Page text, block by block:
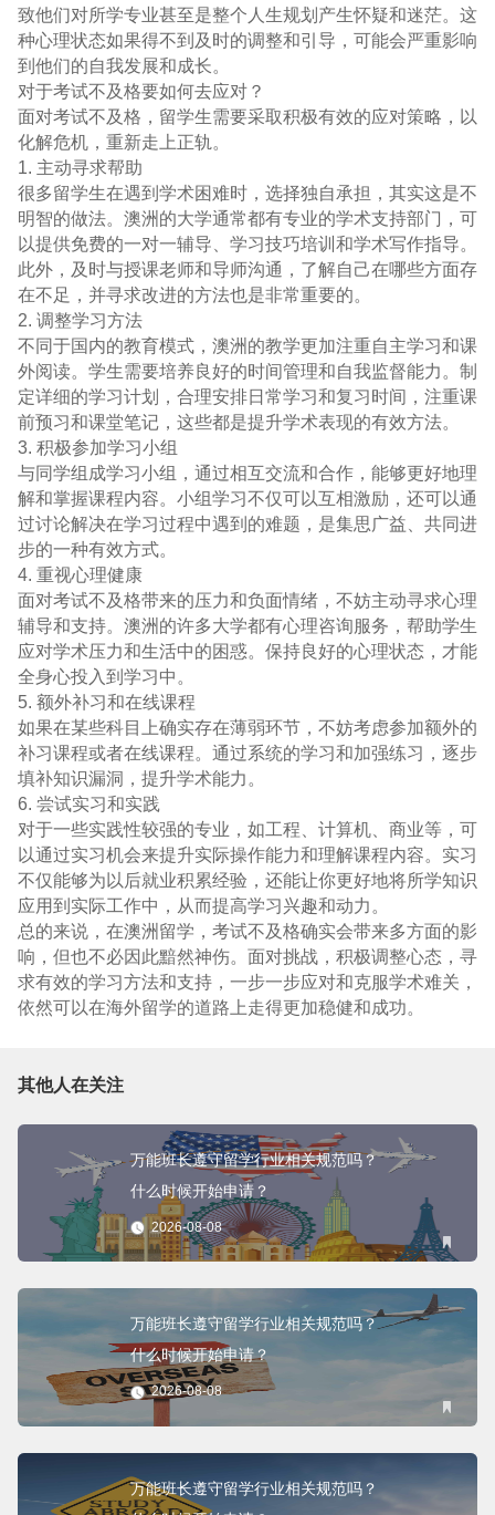
致他们对所学专业甚至是整个人生规划产生怀疑和迷茫。这
种心理状态如果得不到及时的调整和引导，可能会严重影响
到他们的自我发展和成长。
对于考试不及格要如何去应对？
面对考试不及格，留学生需要采取积极有效的应对策略，以
化解危机，重新走上正轨。
1. 主动寻求帮助
很多留学生在遇到学术困难时，选择独自承担，其实这是不
明智的做法。澳洲的大学通常都有专业的学术支持部门，可
以提供免费的一对一辅导、学习技巧培训和学术写作指导。
此外，及时与授课老师和导师沟通，了解自己在哪些方面存
在不足，并寻求改进的方法也是非常重要的。
2. 调整学习方法
不同于国内的教育模式，澳洲的教学更加注重自主学习和课
外阅读。学生需要培养良好的时间管理和自我监督能力。制
定详细的学习计划，合理安排日常学习和复习时间，注重课
前预习和课堂笔记，这些都是提升学术表现的有效方法。
3. 积极参加学习小组
与同学组成学习小组，通过相互交流和合作，能够更好地理
解和掌握课程内容。小组学习不仅可以互相激励，还可以通
过讨论解决在学习过程中遇到的难题，是集思广益、共同进
步的一种有效方式。
4. 重视心理健康
面对考试不及格带来的压力和负面情绪，不妨主动寻求心理
辅导和支持。澳洲的许多大学都有心理咨询服务，帮助学生
应对学术压力和生活中的困惑。保持良好的心理状态，才能
全身心投入到学习中。
5. 额外补习和在线课程
如果在某些科目上确实存在薄弱环节，不妨考虑参加额外的
补习课程或者在线课程。通过系统的学习和加强练习，逐步
填补知识漏洞，提升学术能力。
6. 尝试实习和实践
对于一些实践性较强的专业，如工程、计算机、商业等，可
以通过实习机会来提升实际操作能力和理解课程内容。实习
不仅能够为以后就业积累经验，还能让你更好地将所学知识
应用到实际工作中，从而提高学习兴趣和动力。
总的来说，在澳洲留学，考试不及格确实会带来多方面的影
响，但也不必因此黯然神伤。面对挑战，积极调整心态，寻
求有效的学习方法和支持，一步一步应对和克服学术难关，
依然可以在海外留学的道路上走得更加稳健和成功。
其他人在关注
万能班长遵守留学行业相关规范吗？
什么时候开始申请？
2026-08-08
万能班长遵守留学行业相关规范吗？
什么时候开始申请？
2026-08-08
万能班长遵守留学行业相关规范吗？